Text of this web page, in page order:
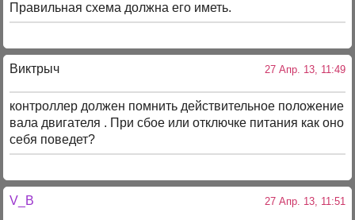
Правильная схема должна его иметь.
Виктрыч 27 Апр. 13, 11:49
контроллер должен помнить действительное положение
вала двигателя . При сбое или отключке питания как оно
себя поведет?
V_B 27 Апр. 13, 11:51